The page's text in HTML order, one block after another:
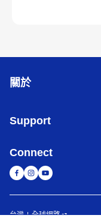
關於
Support
Connect
台灣 全球網路